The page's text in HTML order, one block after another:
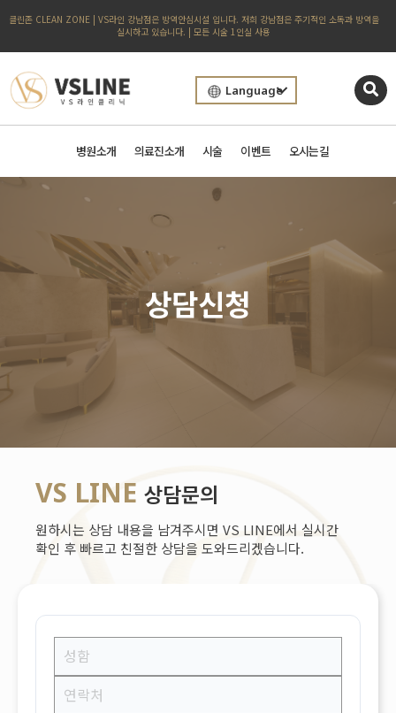
클린존 CLEAN ZONE | VS라인 강남점은 방역안심시설 입니다. 저희 강남점은 주기적인 소독과 방역을
실시하고 있습니다. | 모든 시술 1인실 사용
Language
병원소개 의료진소개 시술 이벤트 오시는길
상담신청
VS LINE 상담문의
원하시는 상담 내용을 남겨주시면 VS LINE에서 실시간
확인 후 빠르고 친절한 상담을 도와드리겠습니다.